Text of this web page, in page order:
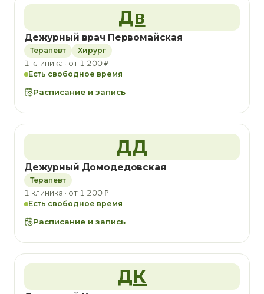
Дв
Дежурный врач Первомайская
Терапевт Хирург
1 клиника · от 1 200 ₽
Есть свободное время
Расписание и запись
ДД
Дежурный Домодедовская
Терапевт
1 клиника · от 1 200 ₽
Есть свободное время
Расписание и запись
ДК